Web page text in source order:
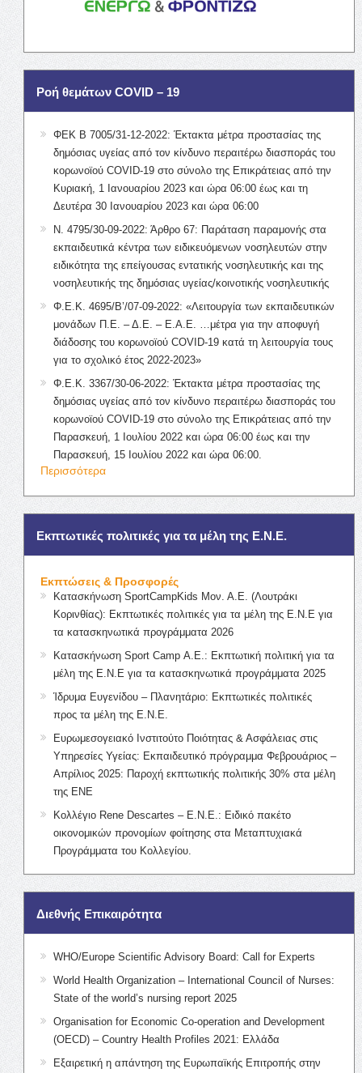
Ροή θεμάτων COVID – 19
ΦΕΚ Β 7005/31-12-2022: Έκτακτα μέτρα προστασίας της
δημόσιας υγείας από τον κίνδυνο περαιτέρω διασποράς του
κορωνοϊού COVID-19 στο σύνολο της Επικράτειας από την
Κυριακή, 1 Ιανουαρίου 2023 και ώρα 06:00 έως και τη
Δευτέρα 30 Ιανουαρίου 2023 και ώρα 06:00
Ν. 4795/30-09-2022: Άρθρο 67: Παράταση παραμονής στα
εκπαιδευτικά κέντρα των ειδικευόμενων νοσηλευτών στην
ειδικότητα της επείγουσας εντατικής νοσηλευτικής και της
νοσηλευτικής της δημόσιας υγείας/κοινοτικής νοσηλευτικής
Φ.Ε.Κ. 4695/Β’/07-09-2022: «Λειτουργία των εκπαιδευτικών
μονάδων Π.Ε. – Δ.Ε. – Ε.Α.Ε. …μέτρα για την αποφυγή
διάδοσης του κορωνοϊού COVID-19 κατά τη λειτουργία τους
για το σχολικό έτος 2022-2023»
Φ.Ε.Κ. 3367/30-06-2022: Έκτακτα μέτρα προστασίας της
δημόσιας υγείας από τον κίνδυνο περαιτέρω διασποράς του
κορωνοϊού COVID-19 στο σύνολο της Επικράτειας από την
Παρασκευή, 1 Ιουλίου 2022 και ώρα 06:00 έως και την
Παρασκευή, 15 Ιουλίου 2022 και ώρα 06:00.
Περισσότερα
Εκπτωτικές πολιτικές για τα μέλη της Ε.Ν.Ε.
Εκπτώσεις & Προσφορές
Κατασκήνωση SportCampKids Μον. Α.Ε. (Λουτράκι
Κορινθίας): Εκπτωτικές πολιτικές για τα μέλη της Ε.Ν.Ε για
τα κατασκηνωτικά προγράμματα 2026
Κατασκήνωση Sport Camp Α.Ε.: Εκπτωτική πολιτική για τα
μέλη της Ε.Ν.Ε για τα κατασκηνωτικά προγράμματα 2025
Ίδρυμα Ευγενίδου – Πλανητάριο: Εκπτωτικές πολιτικές
προς τα μέλη της Ε.Ν.Ε.
Ευρωμεσογειακό Ινστιτούτο Ποιότητας & Ασφάλειας στις
Υπηρεσίες Υγείας: Εκπαιδευτικό πρόγραμμα Φεβρουάριος –
Απρίλιος 2025: Παροχή εκπτωτικής πολιτικής 30% στα μέλη
της ΕΝΕ
Κολλέγιο Rene Descartes – Ε.Ν.Ε.: Ειδικό πακέτο
οικονομικών προνομίων φοίτησης στα Μεταπτυχιακά
Προγράμματα του Κολλεγίου.
Διεθνής Επικαιρότητα
WHO/Europe Scientific Advisory Board: Call for Experts
World Health Organization – International Council of Nurses:
State of the world’s nursing report 2025
Organisation for Economic Co-operation and Development
(OECD) – Country Health Profiles 2021: Ελλάδα
Εξαιρετική η απάντηση της Ευρωπαϊκής Επιτροπής στην